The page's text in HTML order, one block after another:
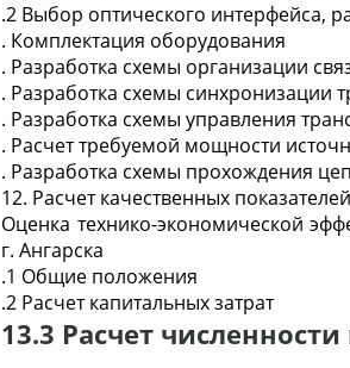
.2 Выбор оптического интерфейса,
. Комплектация оборудования
. Разработка схемы организации
. Разработка схемы синхронизации
. Разработка схемы управления
. Расчет требуемой мощности
. Разработка схемы прохождения
12. Расчет качественных показателей
Оценка технико-экономической
г. Ангарска
.1 Общие положения
.2 Расчет капитальных затрат
13.3 Расчет